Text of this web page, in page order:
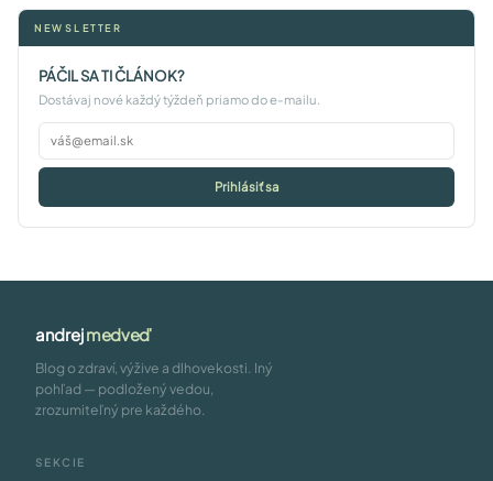
NEWSLETTER
PÁČIL SA TI ČLÁNOK?
Dostávaj nové každý týždeň priamo do e-mailu.
Prihlásiť sa
andrejmedveď
Blog o zdraví, výžive a dlhovekosti. Iný
pohľad — podložený vedou,
zrozumiteľný pre každého.
SEKCIE